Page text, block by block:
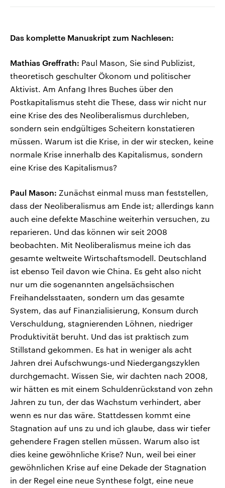
Das komplette Manuskript zum Nachlesen:
Mathias Greffrath: Paul Mason, Sie sind Publizist,
theoretisch geschulter Ökonom und politischer
Aktivist. Am Anfang Ihres Buches über den
Postkapitalismus steht die These, dass wir nicht nur
eine Krise des des Neoliberalismus durchleben,
sondern sein endgültiges Scheitern konstatieren
müssen. Warum ist die Krise, in der wir stecken, keine
normale Krise innerhalb des Kapitalismus, sondern
eine Krise des Kapitalismus?
Paul Mason: Zunächst einmal muss man feststellen,
dass der Neoliberalismus am Ende ist; allerdings kann
auch eine defekte Maschine weiterhin versuchen, zu
reparieren. Und das können wir seit 2008
beobachten. Mit Neoliberalismus meine ich das
gesamte weltweite Wirtschaftsmodell. Deutschland
ist ebenso Teil davon wie China. Es geht also nicht
nur um die sogenannten angelsächsischen
Freihandelsstaaten, sondern um das gesamte
System, das auf Finanzialisierung, Konsum durch
Verschuldung, stagnierenden Löhnen, niedriger
Produktivität beruht. Und das ist praktisch zum
Stillstand gekommen. Es hat in weniger als acht
Jahren drei Aufschwungs-und Niedergangszyklen
durchgemacht. Wissen Sie, wir dachten nach 2008,
wir hätten es mit einem Schuldenrückstand von zehn
Jahren zu tun, der das Wachstum verhindert, aber
wenn es nur das wäre. Stattdessen kommt eine
Stagnation auf uns zu und ich glaube, dass wir tiefer
gehendere Fragen stellen müssen. Warum also ist
dies keine gewöhnliche Krise? Nun, weil bei einer
gewöhnlichen Krise auf eine Dekade der Stagnation
in der Regel eine neue Synthese folgt, eine neue